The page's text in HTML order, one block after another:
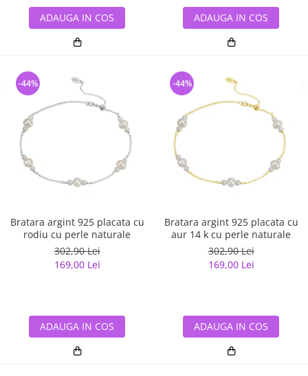
ADAUGA IN COS ADAUGA IN COS
Bratara argint 925 placata cu
rodiu cu perle naturale
302,90 Lei
169,00 Lei
-44%
ADAUGA IN COS
Bratara argint 925 placata cu
aur 14 k cu perle naturale
302,90 Lei
169,00 Lei
-44%
ADAUGA IN COS